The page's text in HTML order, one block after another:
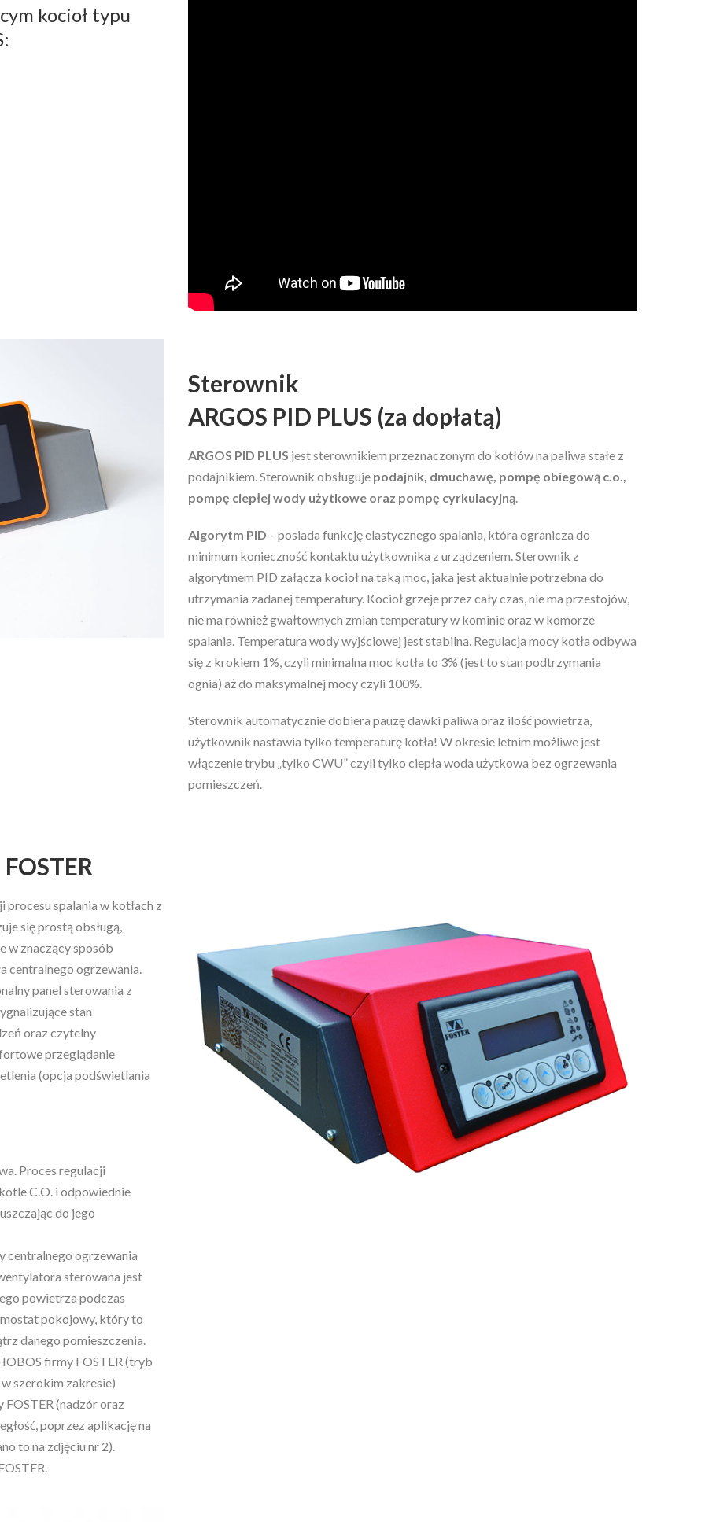
kocioł typu
Sterownik
ARGOS PID PLUS (za dopłatą)
ARGOS PID PLUS jest sterownikiem przeznaczonym do kotłów na paliwa stałe z
podajnikiem. Sterownik obsługuje podajnik, dmuchawę, pompę obiegową c.o.,
pompę ciepłej wody użytkowe oraz pompę cyrkulacyjną
Algorytm PID – posiada funkcję elastycznego spalania, która ogranicza do
minimum konieczność kontaktu użytkownika z urządzeniem. Sterownik z
algorytmem PID załącza kocioł na taką moc, jaka jest aktualnie potrzebna do
utrzymania zadanej temperatury. Kocioł grzeje przez cały czas, nie ma przestojów,
nie ma również gwałtownych zmian temperatury w kominie oraz w komorze
spalania. Temperatura wody wyjściowej jest stabilna. Regulacja mocy kotła odbywa
się z krokiem 1%, czyli minimalna moc kotła to 3% (jest to stan podtrzymania
ognia) aż do maksymalnej mocy czyli 100%.
Sterownik automatycznie dobiera pauzę dawki paliwa oraz ilość powietrza,
użytkownik nastawia tylko temperaturę kotła! W okresie letnim możliwe jest
włączenie trybu „tylko CWU” czyli tylko ciepła woda użytkowa bez ogrzewania
pomieszczeń.
spalania w kotłach z
się prostą obsługą,
w znaczący sposób
centralnego ogrzewania.
panel sterowania z
stan
oraz czytelny
przeglądanie
(opcja podświetlania
Proces regulacji
C.O. i odpowiednie
do jego
centralnego ogrzewania
sterowana jest
powietrza podczas
pokojowy, który to
danego pomieszczenia.
firmy FOSTER (tryb
szerokim zakresie)
(nadzór oraz
poprzez aplikację na
to na zdjęciu nr 2).